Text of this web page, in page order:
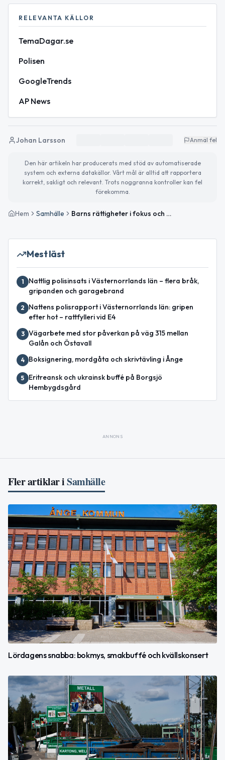
RELEVANTA KÄLLOR
TemaDagar.se
Polisen
GoogleTrends
AP News
Johan Larsson Anmäl fel
Den här artikeln har producerats med stöd av automatiserade
system och externa datakällor. Vårt mål är alltid att rapportera
korrekt, sakligt och relevant. Trots noggranna kontroller kan fel
förekomma.
Hem Samhälle Barns rättigheter i fokus och vädret bjuder på milda temperaturer
Mest läst
1
Nattlig polisinsats i Västernorrlands län – flera bråk,
gripanden och garagebrand
2
Nattens polisrapport i Västernorrlands län: gripen
efter hot – rattfylleri vid E4
3 Vägarbete med stor påverkan på väg 315 mellan
Galån och Östavall
4 Boksignering, mordgåta och skrivtävling i Ånge
5
Eritreansk och ukrainsk buffé på Borgsjö
Hembygdsgård
ANNONS
Fler artiklar iSamhälle
Lördagens snabba: bokmys, smakbuffé och kvällskonsert